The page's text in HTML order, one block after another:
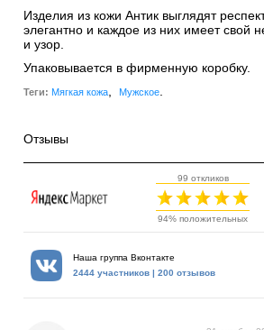
Изделия из кожи Антик выглядят
элегантно и каждое из них имеет свой
и узор.
Упаковывается в фирменную коробку.
Теги: Мягкая кожа Мужское.
Отзывы
99 откликов
94% положительных
Наша группа Вконтакте
2444 участников | 200 отзывов